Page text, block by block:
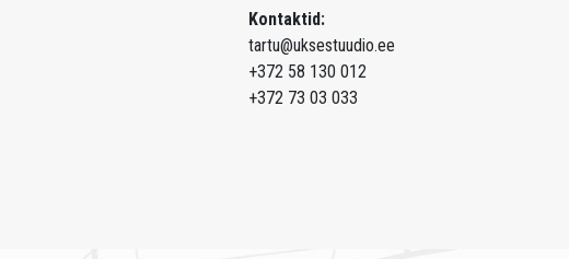
Kontaktid:
tartu@uksestuudio.ee
+372 58 130 012
+372 73 03 033